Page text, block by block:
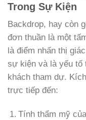
Trong Sự Kiện
Backdrop, hay còn
đơn thuần là một
là điểm nhấn thị
sự kiện và là yếu tố
khách tham dự.
trực tiếp đến:
Tính thẩm mỹ